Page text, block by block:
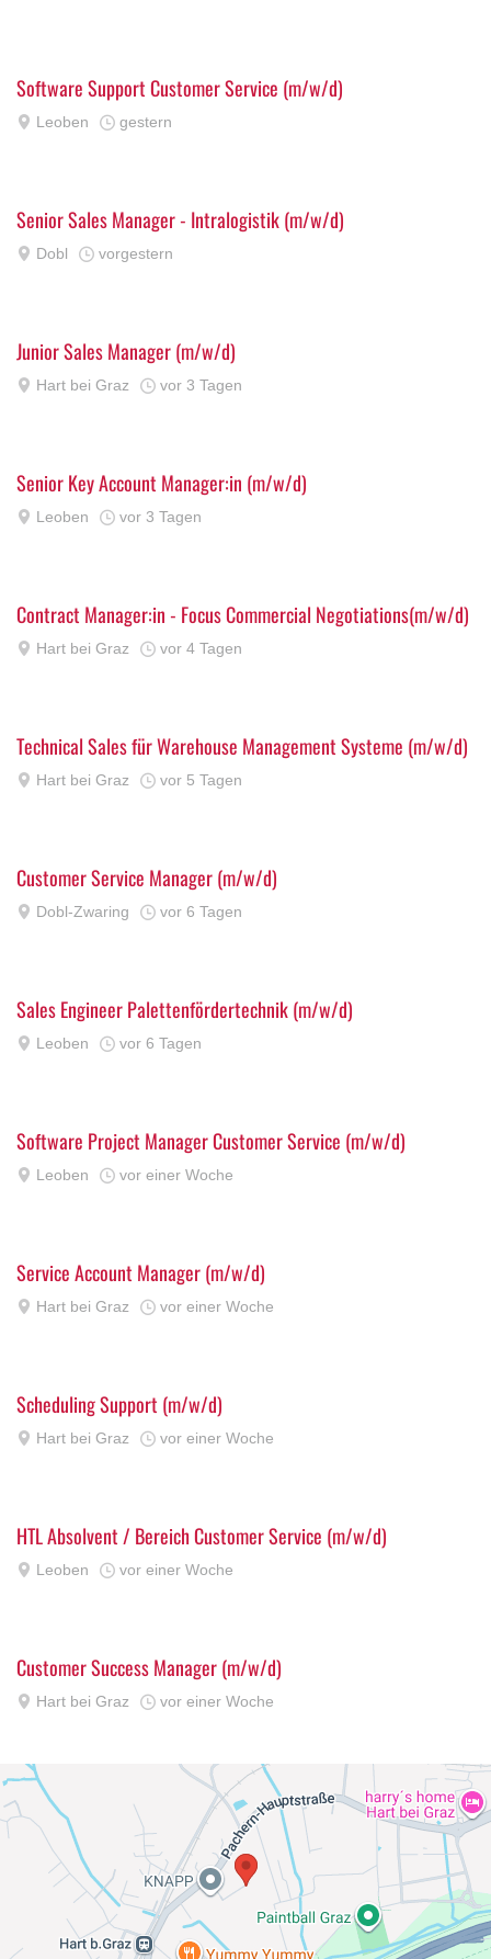
Software Support Customer Service (m/w/d)
Leoben gestern
Senior Sales Manager - Intralogistik (m/w/d)
Dobl vorgestern
Junior Sales Manager (m/w/d)
Hart bei Graz vor 3 Tagen
Senior Key Account Manager:in (m/w/d)
Leoben vor 3 Tagen
Contract Manager:in - Focus Commercial Negotiations(m/w/d)
Hart bei Graz vor 4 Tagen
Technical Sales für Warehouse Management Systeme (m/w/d)
Hart bei Graz vor 5 Tagen
Customer Service Manager (m/w/d)
Dobl-Zwaring vor 6 Tagen
Sales Engineer Palettenfördertechnik (m/w/d)
Leoben vor 6 Tagen
Software Project Manager Customer Service (m/w/d)
Leoben vor einer Woche
Service Account Manager (m/w/d)
Hart bei Graz vor einer Woche
Scheduling Support (m/w/d)
Hart bei Graz vor einer Woche
HTL Absolvent / Bereich Customer Service (m/w/d)
Leoben vor einer Woche
Customer Success Manager (m/w/d)
Hart bei Graz vor einer Woche